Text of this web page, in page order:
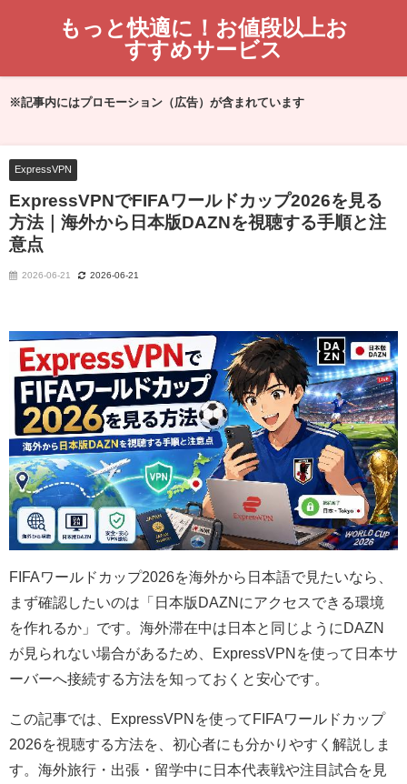
もっと快適に！お値段以上お
すすめサービス
※記事内にはプロモーション（広告）が含まれています
ExpressVPN
ExpressVPNでFIFAワールドカップ2026を見る
方法｜海外から日本版DAZNを視聴する手順と注
意点
2026-06-21 2026-06-21
FIFAワールドカップ2026を海外から日本語で見たいなら、
まず確認したいのは「日本版DAZNにアクセスできる環境
を作れるか」です。海外滞在中は日本と同じようにDAZN
が見られない場合があるため、ExpressVPNを使って日本サ
ーバーへ接続する方法を知っておくと安心です。
この記事では、ExpressVPNを使ってFIFAワールドカップ
2026を視聴する方法を、初心者にも分かりやすく解説しま
す。海外旅行・出張・留学中に日本代表戦や注目試合を見